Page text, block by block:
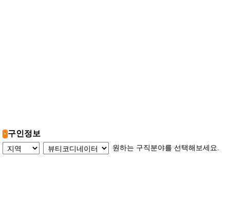
구인정보
원하는 구직분야를 선택해보세요.